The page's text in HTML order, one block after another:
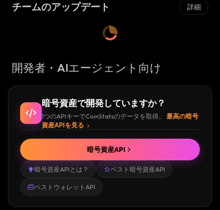
チームのアップデート 詳細
開発者・AIエージェント向け
暗号資産で開発していますか？
1つのAPIキーでCoinStatsのデータを取得。
最高の暗号
資産APIを見る
暗号資産APIとは？ ベスト暗号資産API
ベストウォレットAPI
暗号資産API